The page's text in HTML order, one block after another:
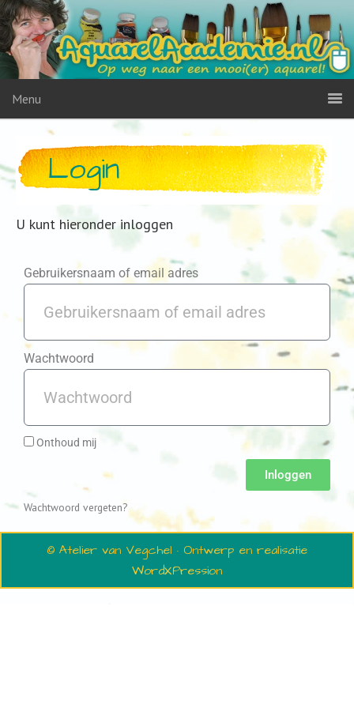
Menu
Login
U kunt hieronder inloggen
Gebruikersnaam of email adres
Wachtwoord
Onthoud mij
Inloggen
Wachtwoord vergeten?
© Atelier van Vegchel · Ontwerp en realisatie
WordXPression